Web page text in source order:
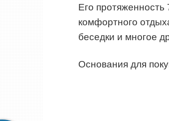
Его
комфортного
беседки и многое
Основания для